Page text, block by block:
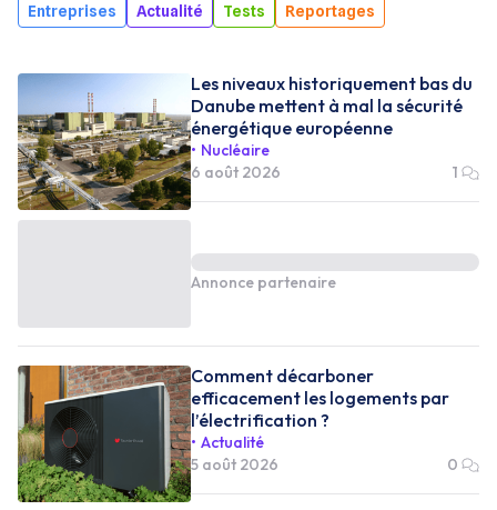
Entreprises Actualité Tests Reportages
Les niveaux historiquement bas du
Danube mettent à mal la sécurité
énergétique européenne
Nucléaire
6 août 2026
1
Annonce partenaire
Comment décarboner
efficacement les logements par
l’électrification ?
Actualité
5 août 2026
0